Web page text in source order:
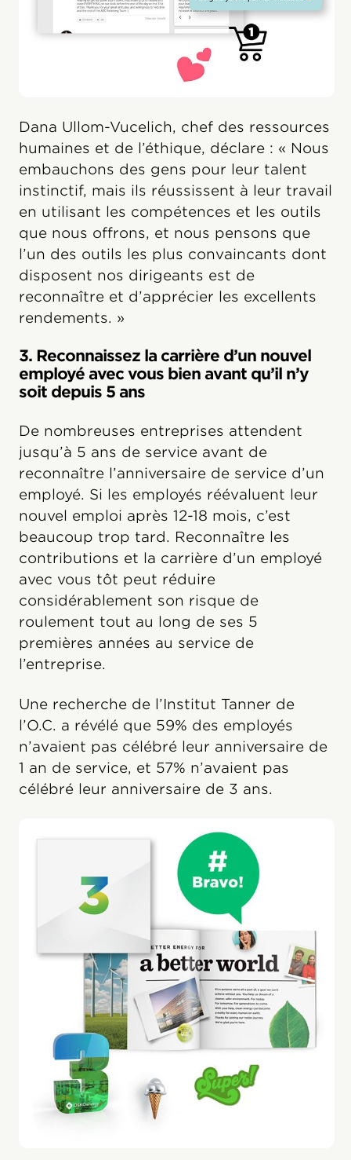
Dana Ullom-Vucelich, chef des ressources
humaines et de l’éthique, déclare : « Nous
embauchons des gens pour leur talent
instinctif, mais ils réussissent à leur travail
en utilisant les compétences et les outils
que nous offrons, et nous pensons que
l’un des outils les plus convaincants dont
disposent nos dirigeants est de
reconnaître et d’apprécier les excellents
rendements. »
3. Reconnaissez la carrière d’un nouvel
employé avec vous bien avant qu’il n’y
soit depuis 5 ans
De nombreuses entreprises attendent
jusqu’à 5 ans de service avant de
reconnaître l’anniversaire de service d’un
employé. Si les employés réévaluent leur
nouvel emploi après 12-18 mois, c’est
beaucoup trop tard. Reconnaître les
contributions et la carrière d’un employé
avec vous tôt peut réduire
considérablement son risque de
roulement tout au long de ses 5
premières années au service de
l’entreprise.
Une recherche de l’Institut Tanner de
l’O.C. a révélé que 59% des employés
n’avaient pas célébré leur anniversaire de
1 an de service, et 57% n’avaient pas
célébré leur anniversaire de 3 ans.